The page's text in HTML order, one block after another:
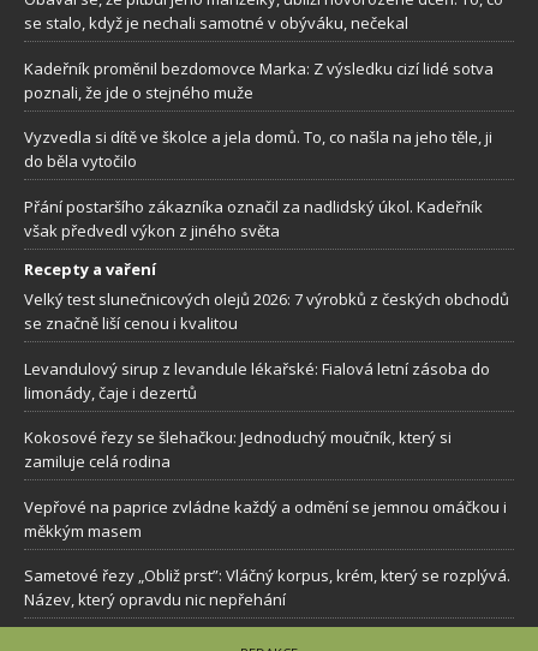
se stalo, když je nechali samotné v obýváku, nečekal
Kadeřník proměnil bezdomovce Marka: Z výsledku cizí lidé sotva
poznali, že jde o stejného muže
Vyzvedla si dítě ve školce a jela domů. To, co našla na jeho těle, ji
do běla vytočilo
Přání postaršího zákazníka označil za nadlidský úkol. Kadeřník
však předvedl výkon z jiného světa
Recepty a vaření
Velký test slunečnicových olejů 2026: 7 výrobků z českých obchodů
se značně liší cenou i kvalitou
Levandulový sirup z levandule lékařské: Fialová letní zásoba do
limonády, čaje i dezertů
Kokosové řezy se šlehačkou: Jednoduchý moučník, který si
zamiluje celá rodina
Vepřové na paprice zvládne každý a odmění se jemnou omáčkou i
měkkým masem
Sametové řezy „Obliž prst”: Vláčný korpus, krém, který se rozplývá.
Název, který opravdu nic nepřehání